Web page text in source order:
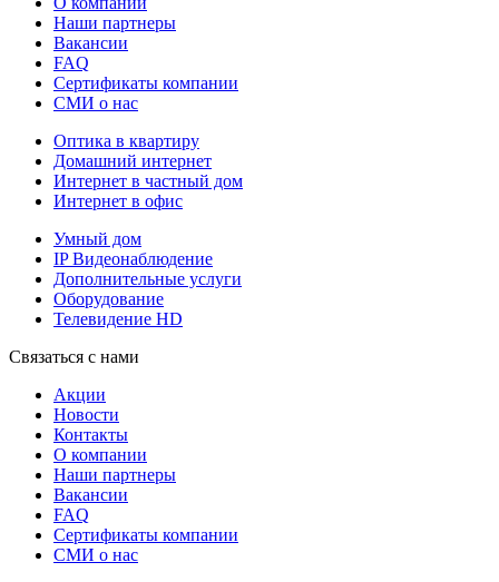
Наши партнеры
Вакансии
FAQ
Сертификаты компании
СМИ о нас
Оптика в квартиру
Домашний интернет
Интернет в частный дом
Интернет в офис
Умный дом
IP Видеонаблюдение
Дополнительные услуги
Оборудование
Телевидение HD
Связаться с нами
Акции
Новости
Контакты
О компании
Наши партнеры
Вакансии
FAQ
Сертификаты компании
СМИ о нас